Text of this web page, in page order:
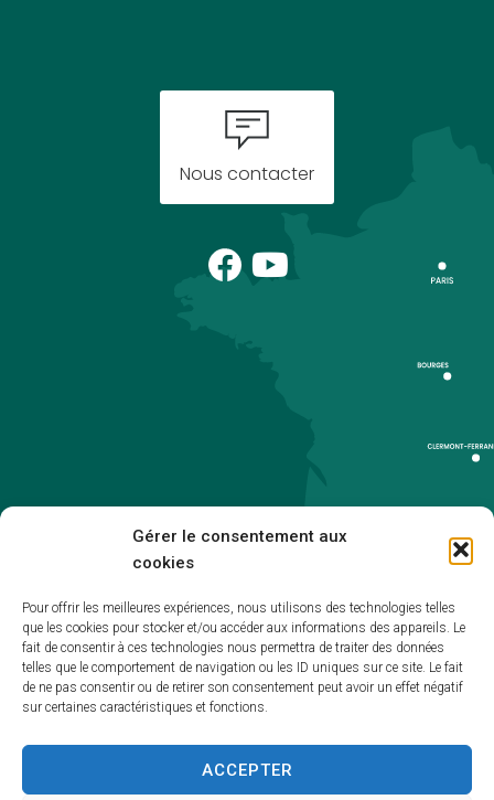
Gérer le consentement aux
cookies
Pour offrir les meilleures expériences, nous utilisons des technologies telles
que les cookies pour stocker et/ou accéder aux informations des appareils. Le
fait de consentir à ces technologies nous permettra de traiter des données
telles que le comportement de navigation ou les ID uniques sur ce site. Le fait
de ne pas consentir ou de retirer son consentement peut avoir un effet négatif
sur certaines caractéristiques et fonctions.
ACCEPTER
Nous contacter
Accessibilité